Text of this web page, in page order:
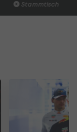
Stammtisch